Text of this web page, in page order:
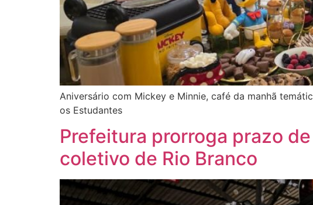
Aniversário com Mickey e Minnie, café da manhã
os Estudantes
Prefeitura prorroga prazo
coletivo de Rio Branco